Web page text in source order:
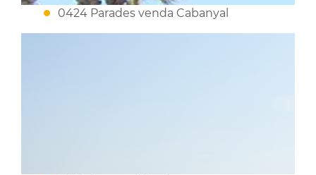
0424 Parades venda Cabanyal